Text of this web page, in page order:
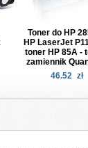
Toner do HP
HP LaserJet
toner HP 85A -
zamiennik
46.52 zł